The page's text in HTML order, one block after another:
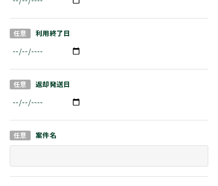
利用終了日
返却発送日
案件名